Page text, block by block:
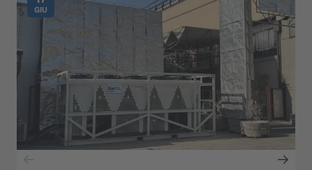
GIU